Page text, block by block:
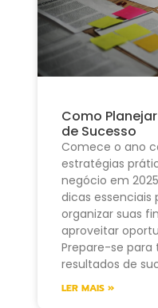
Como
de Sucesso
Comece o ano
estratégias
negócio em
dicas essenciais
organizar suas
aproveitar
Prepare-se para
resultados de
LER MAIS »